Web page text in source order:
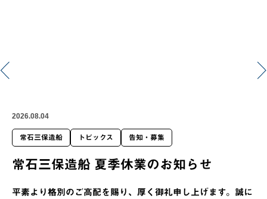
2026.08.04
常石三保造船 トピックス 告知・募集
常石三保造船 夏季休業のお知らせ
平素より格別のご高配を賜り、厚く御礼申し上げます。誠に